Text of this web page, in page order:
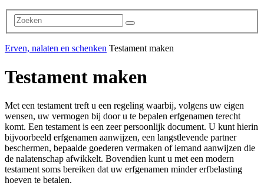
Erven, nalaten en schenken Testament maken
Testament maken
Met een testament treft u een regeling waarbij, volgens uw eigen
wensen, uw vermogen bij door u te bepalen erfgenamen terecht
komt. Een testament is een zeer persoonlijk document. U kunt hierin
bijvoorbeeld erfgenamen aanwijzen, een langstlevende partner
beschermen, bepaalde goederen vermaken of iemand aanwijzen die
de nalatenschap afwikkelt. Bovendien kunt u met een modern
testament soms bereiken dat uw erfgenamen minder erfbelasting
hoeven te betalen.